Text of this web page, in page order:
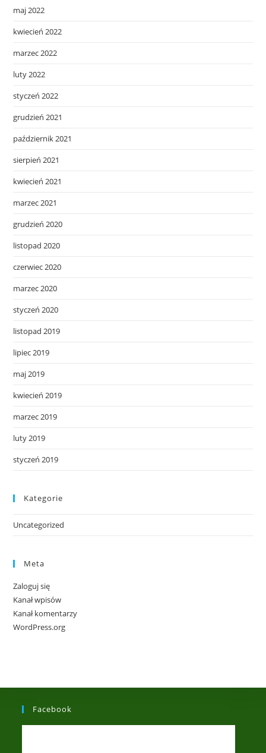
maj 2022
kwiecień 2022
marzec 2022
luty 2022
styczeń 2022
grudzień 2021
październik 2021
sierpień 2021
kwiecień 2021
marzec 2021
grudzień 2020
listopad 2020
czerwiec 2020
marzec 2020
styczeń 2020
listopad 2019
lipiec 2019
maj 2019
kwiecień 2019
marzec 2019
luty 2019
styczeń 2019
Kategorie
Uncategorized
Meta
Zaloguj się
Kanał wpisów
Kanał komentarzy
WordPress.org
Facebook